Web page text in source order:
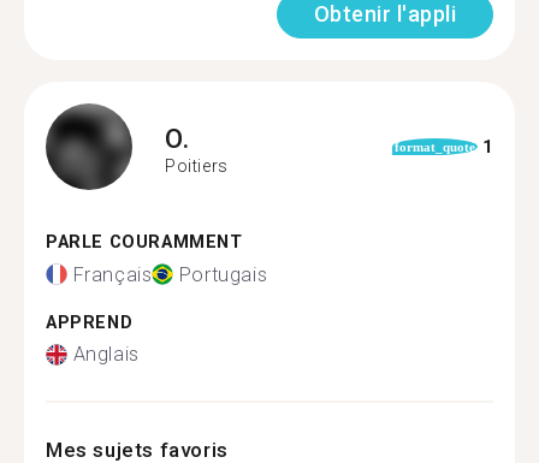
Obtenir l'appli
O.
Poitiers
format_quote 1
PARLE COURAMMENT
Français Portugais
APPREND
Anglais
Mes sujets favoris